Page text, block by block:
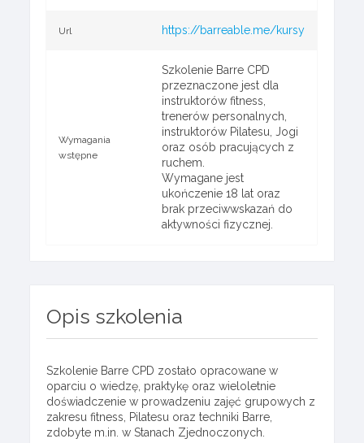
Url https://barreable.me/kursy
Wymagania
wstępne
Szkolenie Barre CPD
przeznaczone jest dla
instruktorów fitness,
trenerów personalnych,
instruktorów Pilatesu, Jogi
oraz osób pracujących z
ruchem.
Wymagane jest
ukończenie 18 lat oraz
brak przeciwwskazań do
aktywności fizycznej.
Opis szkolenia
Szkolenie Barre CPD zostało opracowane w
oparciu o wiedzę, praktykę oraz wieloletnie
doświadczenie w prowadzeniu zajęć grupowych z
zakresu fitness, Pilatesu oraz techniki Barre,
zdobyte m.in. w Stanach Zjednoczonych.